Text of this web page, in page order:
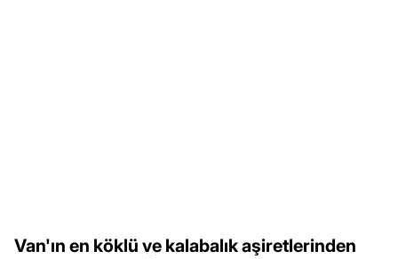
Van'ın en köklü ve kalabalık aşiretlerinden